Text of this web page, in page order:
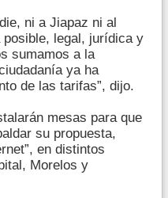
ni a Jiapaz ni al
legal, jurídica y
sumamos a la
ya ha
de las tarifas”, dijo.
mesas para que
su propuesta,
en distintos
Morelos y